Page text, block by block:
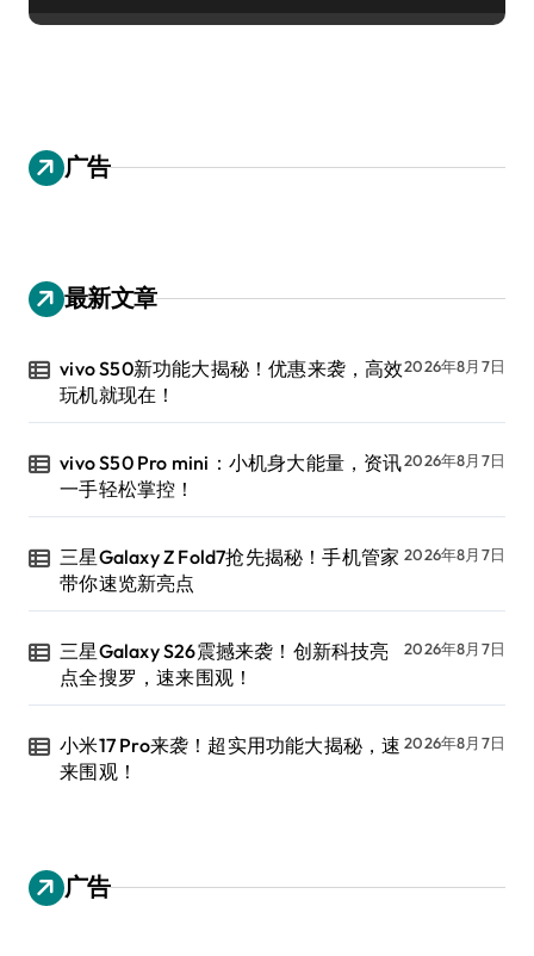
广告
最新文章
vivo S50新功能大揭秘！优惠来袭，高效
玩机就现在！
2026年8月7日
vivo S50 Pro mini：小机身大能量，资讯
一手轻松掌控！
2026年8月7日
三星Galaxy Z Fold7抢先揭秘！手机管家
带你速览新亮点
2026年8月7日
三星Galaxy S26震撼来袭！创新科技亮
点全搜罗，速来围观！
2026年8月7日
小米17 Pro来袭！超实用功能大揭秘，速
来围观！
2026年8月7日
广告